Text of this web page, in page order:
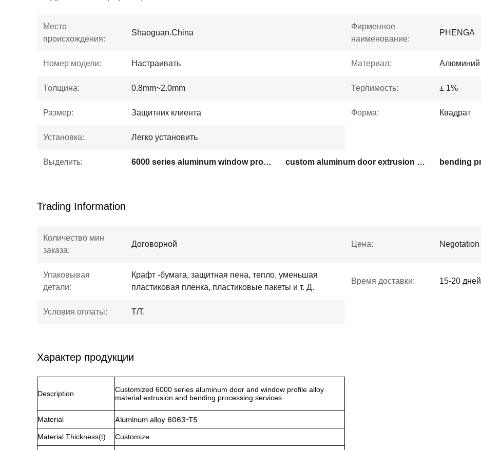
Место
происхождения:
Shaoguan.China
Фирменное
наименование:
PHENGA
Номер модели: Настраивать Материал: Алюминий
Толщина: 0.8mm~2.0mm Терпимость: ± 1%
Размер: Защитник клиента Форма: Квадрат
Установка: Легко установить
Выделить: 6000 series aluminum window profiles custom aluminum door extrusion services
Trading Information
Количество мин
заказа:
Договорной Цена: Negotation
Упаковывая
детали:
Крафт -бумага, защитная пена, тепло, уменьшая
пластиковая пленка, пластиковые пакеты и т. Д.
Время доставки: 15-20 дней
Условия оплаты: T/T.
Характер продукции
Description
Customized 6000 series aluminum door and window profile alloy
material extrusion and bending processing services
Material Aluminum alloy 6063-T5
Material Thickness(t) Customize